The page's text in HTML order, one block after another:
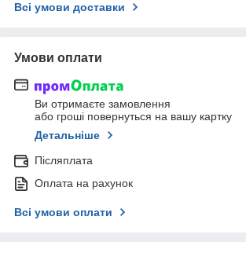
Всі умови доставки
Умови оплати
Ви отримаєте замовлення
або гроші повернуться на вашу картку
Детальніше
Післяплата
Оплата на рахунок
Всі умови оплати